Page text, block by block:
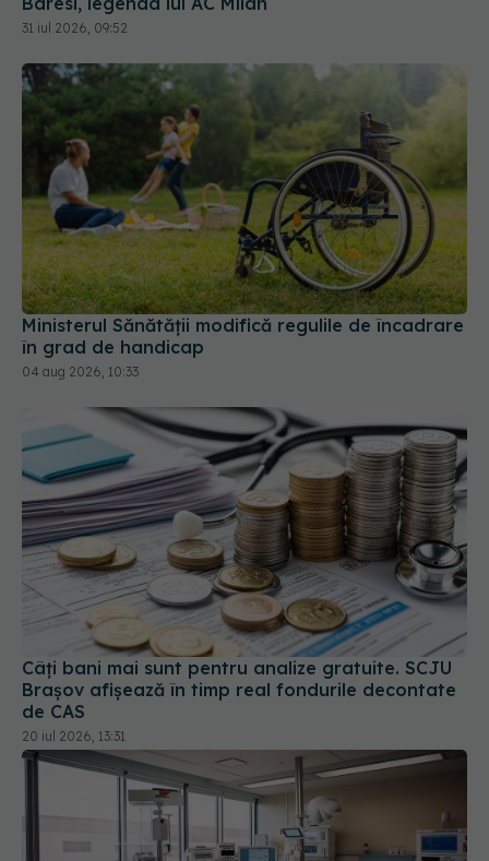
31 iul 2026, 09:52
Ministerul Sănătății modifică regulile de încadrare
în grad de handicap
04 aug 2026, 10:33
Câți bani mai sunt pentru analize gratuite. SCJU
Brașov afișează în timp real fondurile decontate
de CAS
20 iul 2026, 13:31